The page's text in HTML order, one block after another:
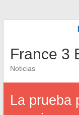
France 3
Noticias
La prueba